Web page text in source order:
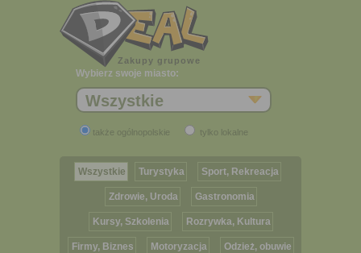
Zakupy grupowe
Wybierz swoje miasto:
Wszystkie
także ogólnopolskie tylko lokalne
Wszystkie Turystyka Sport, Rekreacja
Zdrowie, Uroda Gastronomia
Kursy, Szkolenia Rozrywka, Kultura
Firmy, Biznes Motoryzacja Odzież, obuwie